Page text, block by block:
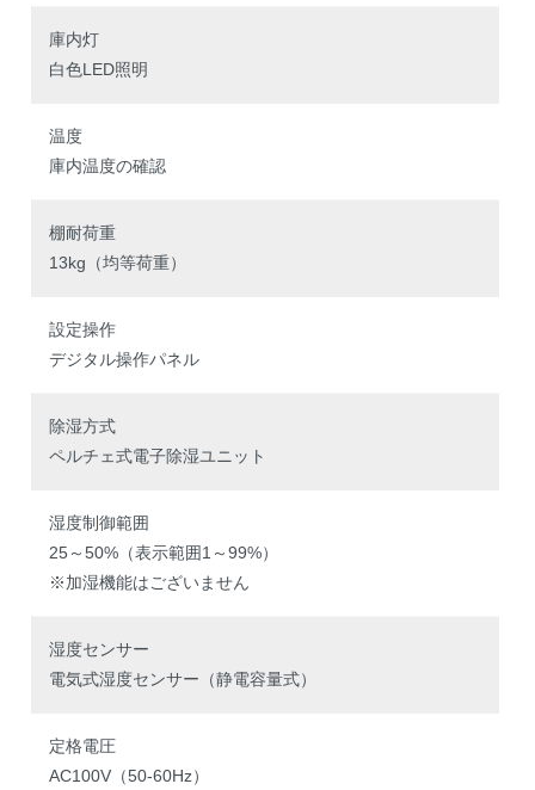
庫内灯
白色LED照明
温度
庫内温度の確認
棚耐荷重
13kg（均等荷重）
設定操作
デジタル操作パネル
除湿方式
ペルチェ式電子除湿ユニット
湿度制御範囲
25～50%（表示範囲1～99%）
※加湿機能はございません
湿度センサー
電気式湿度センサー（静電容量式）
定格電圧
AC100V（50-60Hz）